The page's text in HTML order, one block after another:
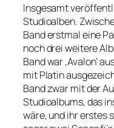
Insgesamt
Studioalben.
Band erstmal eine
noch drei weitere
Band war ‚Avalon‘
mit Platin
Band zwar mit der
Studioalbums, das
wäre, und ihr erstes